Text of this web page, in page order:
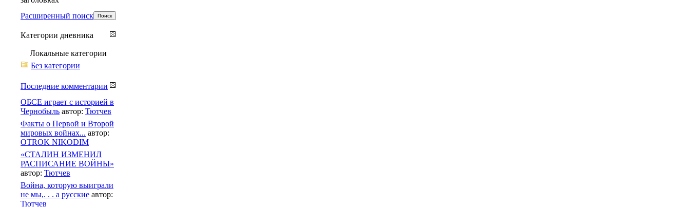
Расширенный поиск
Категории дневника
Локальные категории
Без категории
Последние комментарии
ОБСЕ играет с историей в
Чернобыль автор: Тютчев
Факты о Первой и Второй
мировых войнах... автор:
OTROK NIKODIM
«СТАЛИН ИЗМЕНИЛ
РАСПИСАНИЕ ВОЙНЫ»
автор: Тютчев
Война, которую выиграли
не мы,. . . а русские автор:
Тютчев